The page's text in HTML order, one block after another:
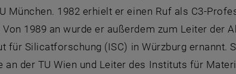
München. 1982 erhielt er einen Ruf als C3-
1989 an wurde er außerdem zum Leiter der
für Silicatforschung (ISC) in Würzburg ernannt.
an der TU Wien und Leiter des Instituts für